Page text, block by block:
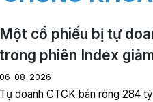
Một cổ phiếu bị tự
trong phiên Index
06-08-2026
Tự doanh CTCK bán ròng 284